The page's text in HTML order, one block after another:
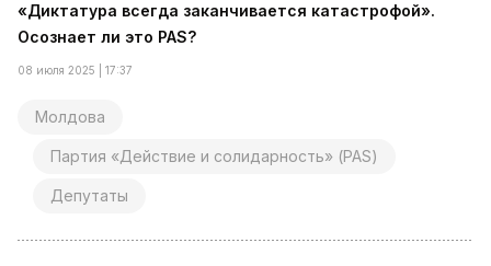
«Диктатура всегда заканчивается катастрофой».
Осознает ли это PAS?
08 июля 2025 | 17:37
Молдова
Партия «Действие и солидарность» (PAS)
Депутаты